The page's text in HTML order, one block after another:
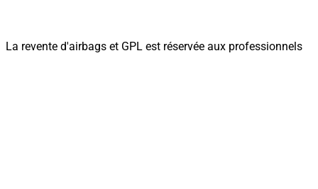
La revente d'airbags et GPL est réservée aux professionnels